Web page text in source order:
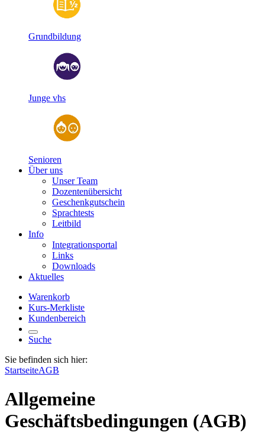
Grundbildung
Junge vhs
Senioren
Über uns
Unser Team
Dozentenübersicht
Geschenkgutschein
Sprachtests
Leitbild
Info
Integrationsportal
Links
Downloads
Aktuelles
Warenkorb
Kurs-Merkliste
Kundenbereich
Suche
Sie befinden sich hier:
StartseiteAGB
Allgemeine
Geschäftsbedingungen (AGB)